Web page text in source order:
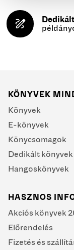
KÖNYVEK
Könyvek
E-könyvek
Könycsomagok
Dedikált könyvek
Hangoskönyvek
HASZNOS
Akciós könyvek
Előrendelés
Fizetés és